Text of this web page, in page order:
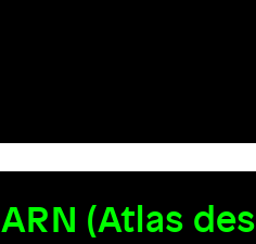
ARN (Atlas des